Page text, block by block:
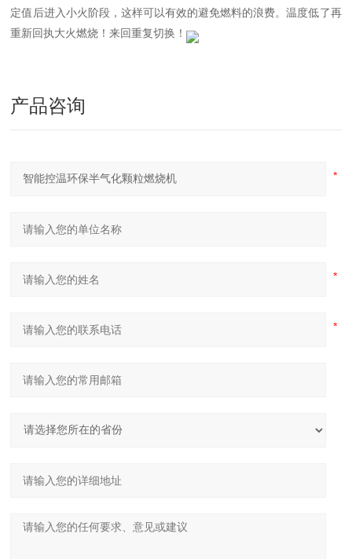
定值后进入小火阶段，这样可以有效的避免燃料的浪费。温度低了再
重新回执大火燃烧！来回重复切换！
产品咨询